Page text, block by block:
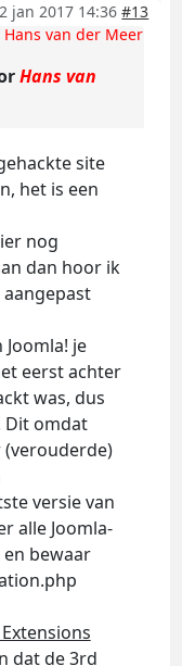
jan 2017 14:36 #13
Hans van der Meer
Hans van
site
het is een
nog
dan hoor ik
je
eerst achter
was, dus
Dit omdat
versie van
alle Joomla-
bewaar
dat de 3rd